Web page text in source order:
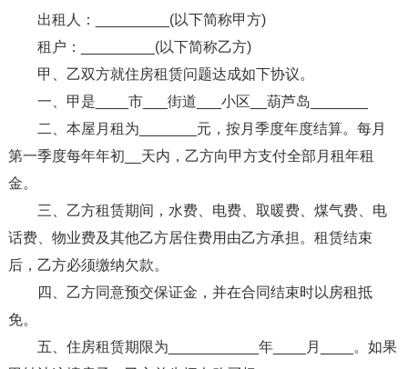
出租人：_________(以下简称甲方)
租户：_________(以下简称乙方)
甲、乙双方就住房租赁问题达成如下协议。
一、甲是____市___街道___小区__葫芦岛_______
二、本屋月租为_______元，按月季度年度结算。每月
第一季度每年年初__天内，乙方向甲方支付全部月租年租
金。
三、乙方租赁期间，水费、电费、取暖费、煤气费、电
话费、物业费及其他乙方居住费用由乙方承担。租赁结束
后，乙方必须缴纳欠款。
四、乙方同意预交保证金，并在合同结束时以房租抵
免。
五、住房租赁期限为___________年____月____。如果